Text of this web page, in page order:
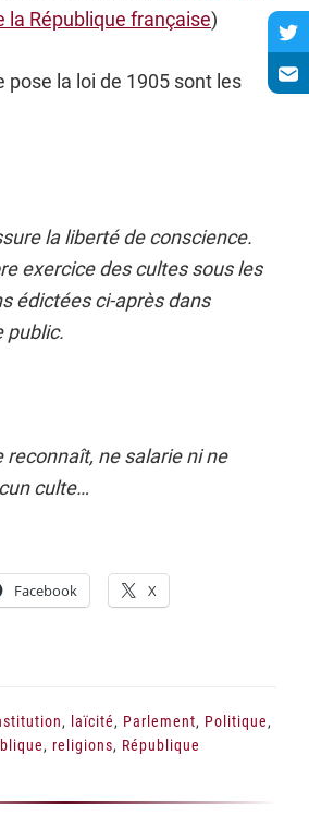
la République française)
pose la loi de 1905 sont les
la liberté de conscience.
exercice des cultes sous les
édictées ci-après dans
public.
reconnaît, ne salarie ni ne
culte…
Facebook X
, laïcité, Parlement, Politique,
, religions, République